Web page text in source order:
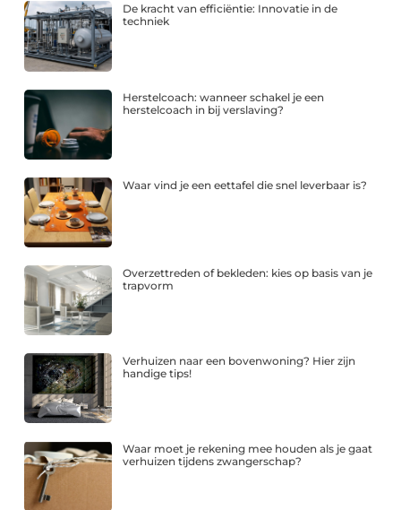
De kracht van efficiëntie: Innovatie in de
techniek
Herstelcoach: wanneer schakel je een
herstelcoach in bij verslaving?
Waar vind je een eettafel die snel leverbaar is?
Overzettreden of bekleden: kies op basis van je
trapvorm
Verhuizen naar een bovenwoning? Hier zijn
handige tips!
Waar moet je rekening mee houden als je gaat
verhuizen tijdens zwangerschap?